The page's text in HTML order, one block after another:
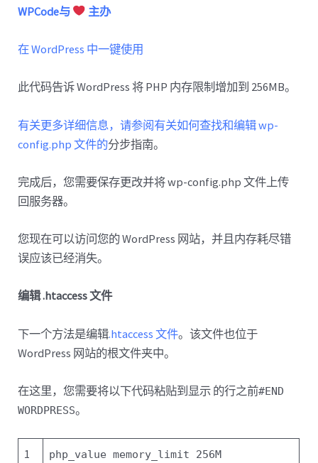
WPCode与 主办
在 WordPress 中一键使用
此代码告诉 WordPress 将 PHP 内存限制增加到 256MB。
有关更多详细信息，请参阅有关如何查找和编辑 wp-
config.php 文件的分步指南。
完成后，您需要保存更改并将 wp-config.php 文件上传
回服务器。
您现在可以访问您的 WordPress 网站，并且内存耗尽错
误应该已经消失。
编辑 .htaccess 文件
下一个方法是编辑.htaccess 文件。该文件也位于
WordPress 网站的根文件夹中。
在这里，您需要将以下代码粘贴到显示 的行之前#END
WORDPRESS。
1 php_value memory_limit 256M